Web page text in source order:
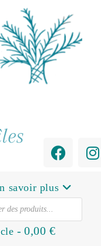
savoir plus
0,00 €